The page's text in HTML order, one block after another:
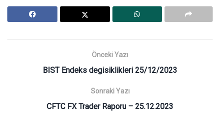
Önceki Yazı
BIST Endeks degisiklikleri 25/12/2023
Sonraki Yazı
CFTC FX Trader Raporu – 25.12.2023